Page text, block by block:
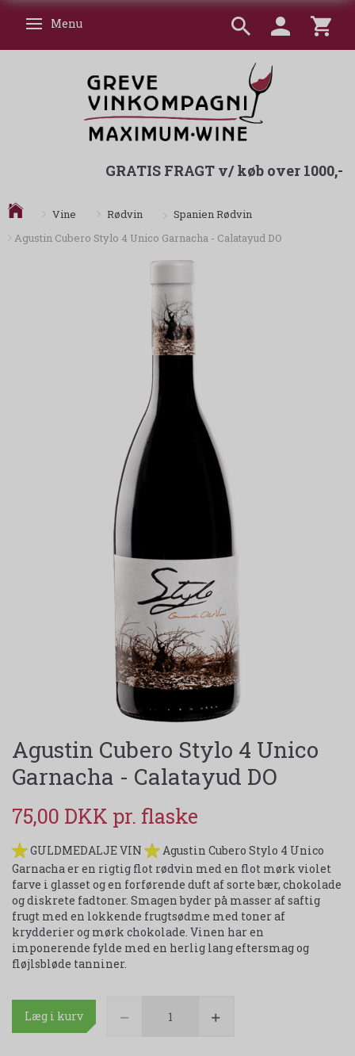
Skifte navigation
Menu
GRATIS FRAGT v/ køb over 1000,-
Vine Rødvin
Spanien Rødvin
Agustin Cubero Stylo 4 Unico Garnacha - Calatayud DO
Agustin Cubero Stylo 4 Unico
Garnacha - Calatayud DO
75,00 DKK
GULDMEDALJE VIN
Agustin Cubero Stylo 4 Unico
Garnacha er en rigtig flot rødvin med en flot mørk violet
farve i glasset og en forførende duft af sorte bær, chokolade
og diskrete fadtoner. Smagen byder på masser af saftig
frugt med en lokkende frugtsødme med toner af
krydderier og mørk chokolade. Vinen har en
imponerende fylde med en herlig lang eftersmag og
fløjlsbløde tanniner.
Læg i kurv